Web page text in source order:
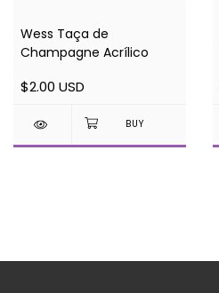
Wess Taça de
Champagne Acrílico
$2.00 USD